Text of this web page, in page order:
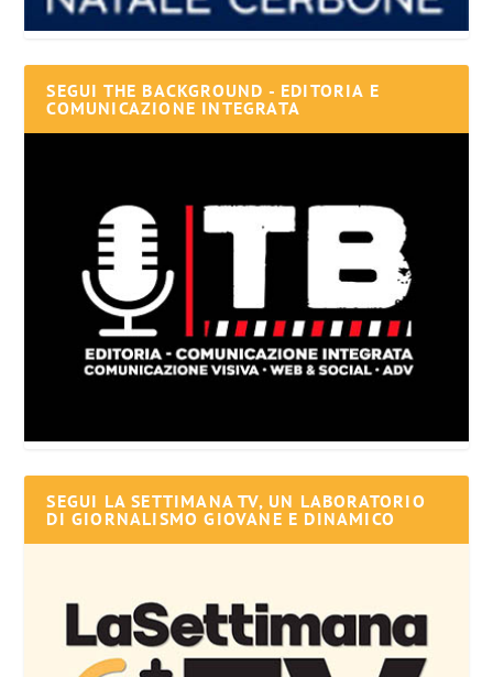
SEGUI THE BACKGROUND - EDITORIA E
COMUNICAZIONE INTEGRATA
SEGUI LA SETTIMANA TV, UN LABORATORIO
DI GIORNALISMO GIOVANE E DINAMICO